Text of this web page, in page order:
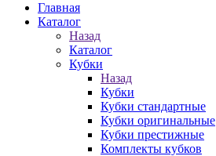
Главная
Каталог
Назад
Каталог
Кубки
Назад
Кубки
Кубки стандартные
Кубки оригинальные
Кубки престижные
Комплекты кубков